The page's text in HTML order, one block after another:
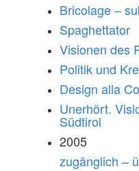
Bricolage –
Spaghettator
Visionen des
Politik und
Design alla
Unerhört.
Südtirol
2005
zugänglich –